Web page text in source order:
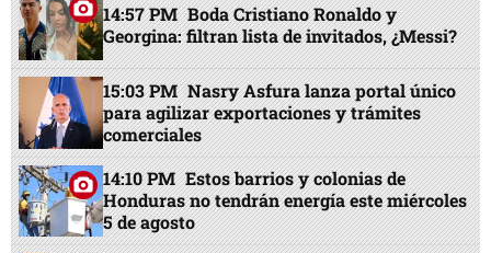
14:57 PM Boda Cristiano Ronaldo y
Georgina: filtran lista de invitados, ¿Messi?
15:03 PM Nasry Asfura lanza portal único
para agilizar exportaciones y trámites
comerciales
14:10 PM Estos barrios y colonias de
Honduras no tendrán energía este miércoles
5 de agosto